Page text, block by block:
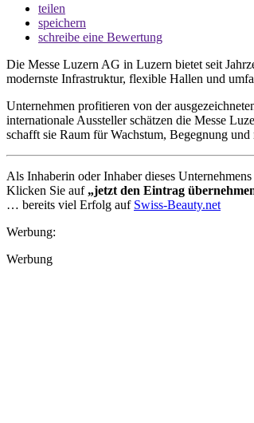
teilen
speichern
schreibe eine Bewertung
Die Messe Luzern AG in Luzern bietet seit
modernste Infrastruktur, flexible Hallen und
Unternehmen profitieren von der
internationale Aussteller schätzen die Messe
schafft sie Raum für Wachstum, Begegnung
Als Inhaberin oder Inhaber dieses
Klicken Sie auf „jetzt den Eintrag
… bereits viel Erfolg auf Swiss-Beauty.net
Werbung:
Werbung